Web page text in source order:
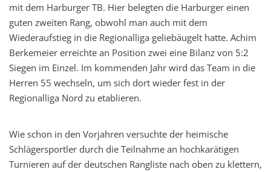
mit dem Harburger TB. Hier belegten die Harburger einen
guten zweiten Rang, obwohl man auch mit dem
Wiederaufstieg in die Regionalliga geliebäugelt hatte. Achim
Berkemeier erreichte an Position zwei eine Bilanz von 5:2
Siegen im Einzel. Im kommenden Jahr wird das Team in die
Herren 55 wechseln, um sich dort wieder fest in der
Regionalliga Nord zu etablieren.
Wie schon in den Vorjahren versuchte der heimische
Schlägersportler durch die Teilnahme an hochkarätigen
Turnieren auf der deutschen Rangliste nach oben zu klettern,